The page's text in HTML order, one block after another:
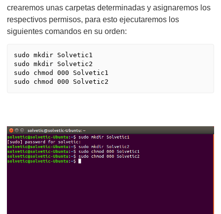
crearemos unas carpetas determinadas y asignaremos los
respectivos permisos, para esto ejecutaremos los
siguientes comandos en su orden:
sudo mkdir Solvetic1
sudo mkdir Solvetic2
sudo chmod 000 Solvetic1
sudo chmod 000 Solvetic2